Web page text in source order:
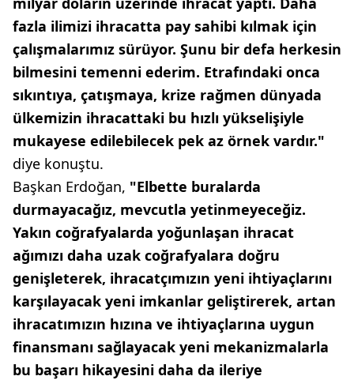
fazla ilimizi ihracatta pay sahibi kılmak için
çalışmalarımız sürüyor. Şunu bir defa herkesin
bilmesini temenni ederim. Etrafındaki onca
sıkıntıya, çatışmaya, krize rağmen dünyada
ülkemizin ihracattaki bu hızlı yükselişiyle
mukayese edilebilecek pek az örnek vardır."
diye konuştu.
Başkan Erdoğan, "Elbette buralarda
durmayacağız, mevcutla yetinmeyeceğiz.
Yakın coğrafyalarda yoğunlaşan ihracat
ağımızı daha uzak coğrafyalara doğru
genişleterek, ihracatçımızın yeni ihtiyaçlarını
karşılayacak yeni imkanlar geliştirerek, artan
ihracatımızın hızına ve ihtiyaçlarına uygun
finansmanı sağlayacak yeni mekanizmalarla
bu başarı hikayesini daha da ileriye